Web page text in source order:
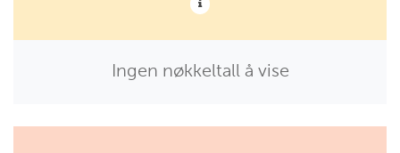
Ingen nøkkeltall å vise